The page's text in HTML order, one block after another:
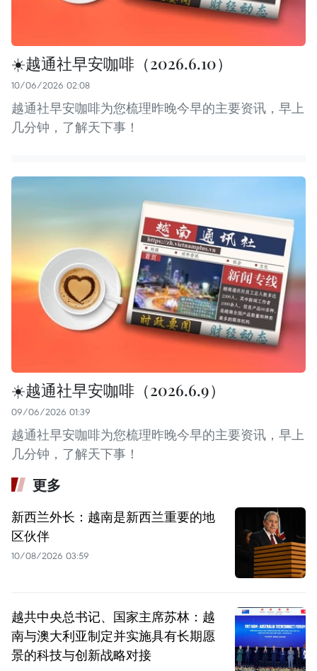
☀️越通社早安咖啡（2026.6.10）
10/06/2026 02:08
越通社早安咖啡为您梳理昨晚今早的主要资讯，早上
几分钟，了解天下事！
☀️越通社早安咖啡（2026.6.9）
09/06/2026 01:39
越通社早安咖啡为您梳理昨晚今早的主要资讯，早上
几分钟，了解天下事！
更多
新西兰外长：越南是新西兰重要的地
区伙伴
10/08/2026 03:59
越共中央总书记、国家主席苏林：越
南与澳大利亚制定并实施具有长期愿
景的科技与创新战略对接